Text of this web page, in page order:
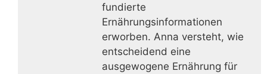
fundierte
Ernährungsinformationen
erworben. Anna versteht, wie
entscheidend eine
ausgewogene Ernährung für